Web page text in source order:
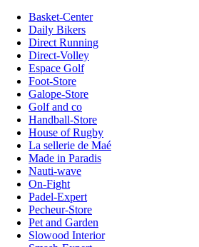
Basket-Center
Daily Bikers
Direct Running
Direct-Volley
Espace Golf
Foot-Store
Galope-Store
Golf and co
Handball-Store
House of Rugby
La sellerie de Maé
Made in Paradis
Nauti-wave
On-Fight
Padel-Expert
Pecheur-Store
Pet and Garden
Slowood Interior